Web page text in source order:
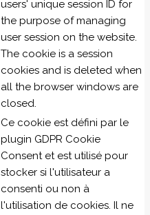
users' unique session ID for
the purpose of managing
user session on the website.
The cookie is a session
cookies and is deleted when
all the browser windows are
closed.
Ce cookie est défini par le
plugin GDPR Cookie
Consent et est utilisé pour
stocker si l'utilisateur a
consenti ou non à
l'utilisation de cookies. Il ne